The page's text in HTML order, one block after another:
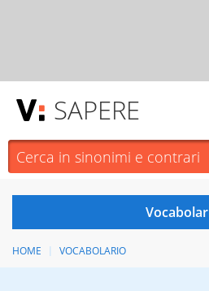
SAPERE
HOME VOCABOLARIO